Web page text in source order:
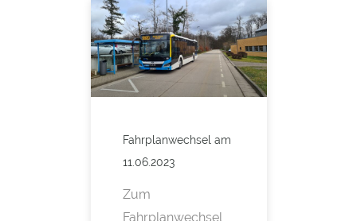
Fahrplanwechsel am
11.06.2023
Zum
Fahrplanwechsel